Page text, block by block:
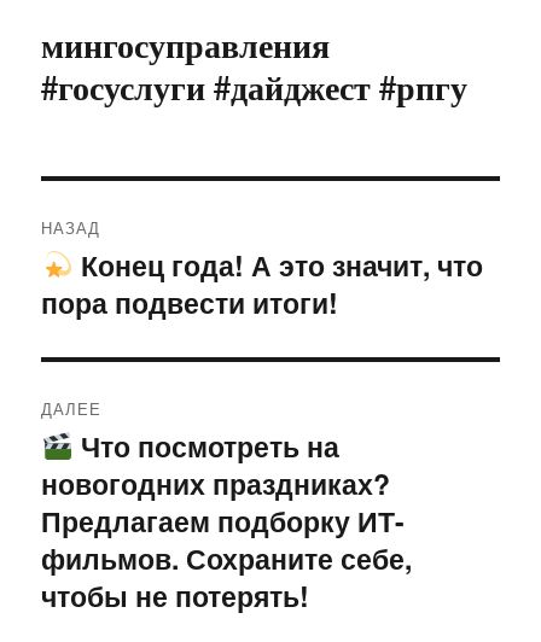
мингосуправления
#госуслуги #дайджест #рпгу
по
записям
НАЗАД
Предыдущая
запись:
Конец года! А это значит, что
пора подвести итоги!
ДАЛЕЕ
Следующая
запись:
Что посмотреть на
новогодних праздниках?
Предлагаем подборку ИТ-
фильмов. Сохраните себе,
чтобы не потерять!